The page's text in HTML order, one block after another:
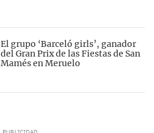
El grupo ‘Barceló girls’, ganador
del Gran Prix de las Fiestas de San
Mamés en Meruelo